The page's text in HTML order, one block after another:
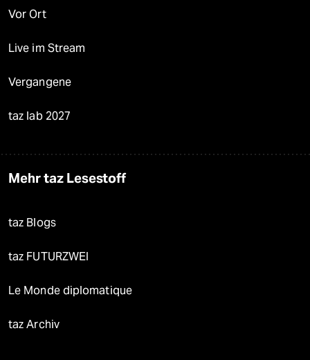
Vor Ort
Live im Stream
Vergangene
taz lab 2027
Mehr taz Lesestoff
taz Blogs
taz FUTURZWEI
Le Monde diplomatique
taz Archiv